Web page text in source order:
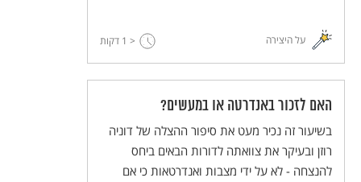
על היצירה < 1 דקות
האם לזכור באנדרטה או במעשים?
בשיעור זה נכיר מעט את סיפור ההצלה של דוניה
רוזן ובעיקר את צוואתה לדורות הבאים ביחס
להנצחה - לא על ידי מצבות ואנדרטאות כי אם